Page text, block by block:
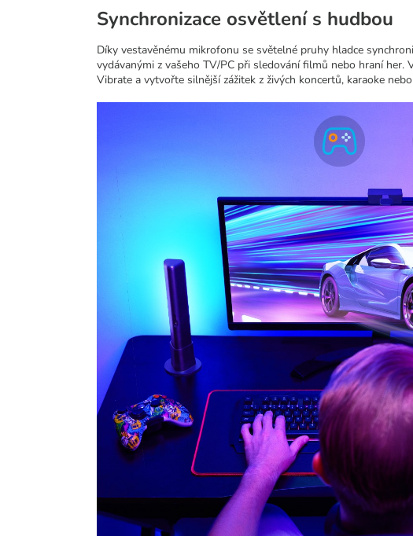
Synchronizace osvětlení s hudbou
Díky vestavěnému mikrofonu se světelné pruhy hladce
vydávanými z vašeho TV/PC při sledování filmů nebo hraní her.
Vibrate a vytvořte silnější zážitek z živých koncertů, karaoke